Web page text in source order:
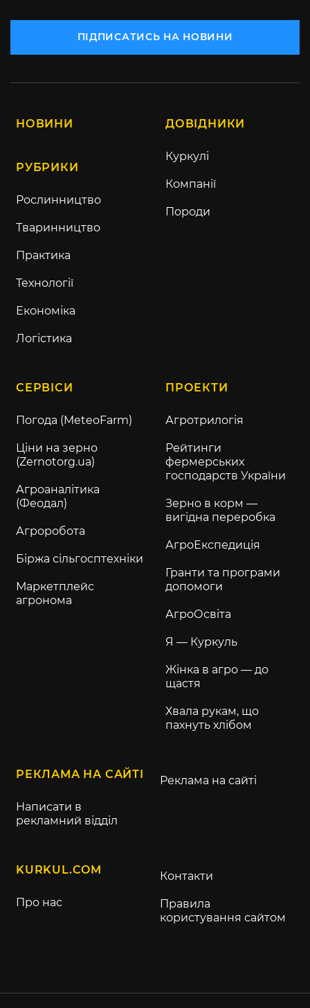
ПІДПИСАТИСЬ НА НОВИНИ
НОВИНИ
РУБРИКИ
Рослинництво
Тваринництво
Практика
Технології
Економіка
Логістика
ДОВІДНИКИ
Куркулі
Компанії
Породи
СЕРВІСИ
Погода (MeteoFarm)
Ціни на зерно
(Zernotorg.ua)
Агроаналітика
(Феодал)
Агроробота
Біржа сільгосптехніки
Маркетплейс
агронома
ПРОЕКТИ
Агротрилогія
Рейтинги
фермерських
господарств України
Зерно в корм —
вигідна переробка
АгроЕкспедиція
Гранти та програми
допомоги
АгроОсвіта
Я — Куркуль
Жінка в агро — до
щастя
Хвала рукам, що
пахнуть хлібом
РЕКЛАМА НА САЙТІ
Написати в
рекламний відділ
Реклама на сайті
KURKUL.COM
Про нас
Контакти
Правила
користування сайтом